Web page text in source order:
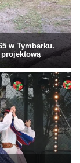
w Tymbarku.